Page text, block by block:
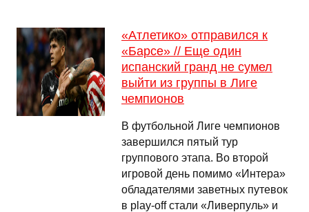
«Атлетико» отправился к
«Барсе» // Еще один
испанский гранд не сумел
выйти из группы в Лиге
чемпионов
В футбольной Лиге чемпионов
завершился пятый тур
группового этапа. Во второй
игровой день помимо «Интера»
обладателями заветных путевок
в play-off стали «Ливерпуль» и